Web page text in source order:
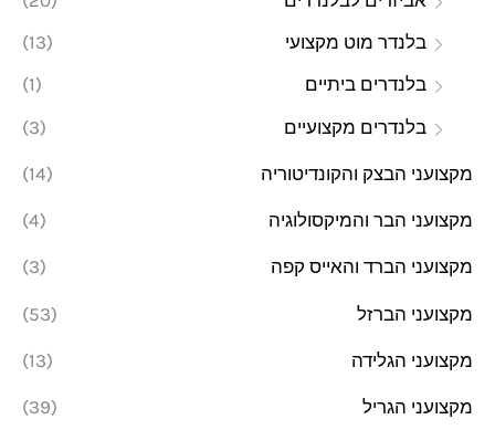
בלנדר מוט מקצועי
(13)
בלנדרים ביתיים
(1)
בלנדרים מקצועיים
(3)
מקצועני הבצק והקונדיטוריה (14)
מקצועני הבר והמיקסולוגיה (4)
מקצועני הברד והאייס קפה (3)
מקצועני הברזל (53)
מקצועני הגלידה (13)
מקצועני הגריל (39)